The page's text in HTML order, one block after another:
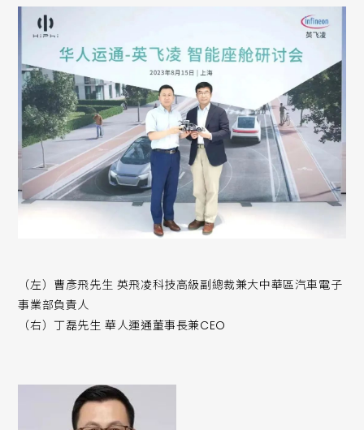
（左）曹彥飛先生 英飛凌科技高級副總裁兼大中華區汽車電子
事業部負責人
（右）丁磊先生 華人運通董事長兼CEO